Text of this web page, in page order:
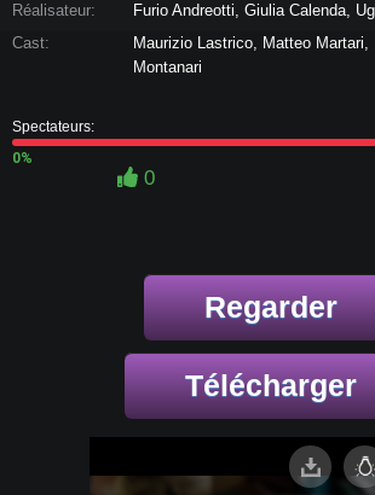
Réalisateur:
Furio Andreotti, Giulia Calenda,
Cast:
Maurizio Lastrico, Matteo Martari,
Montanari
Spectateurs:
0%
0
Regarder
Télécharger